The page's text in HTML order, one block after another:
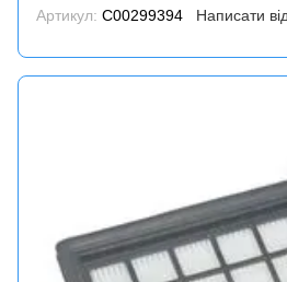
Артикул: C00299394 Написати